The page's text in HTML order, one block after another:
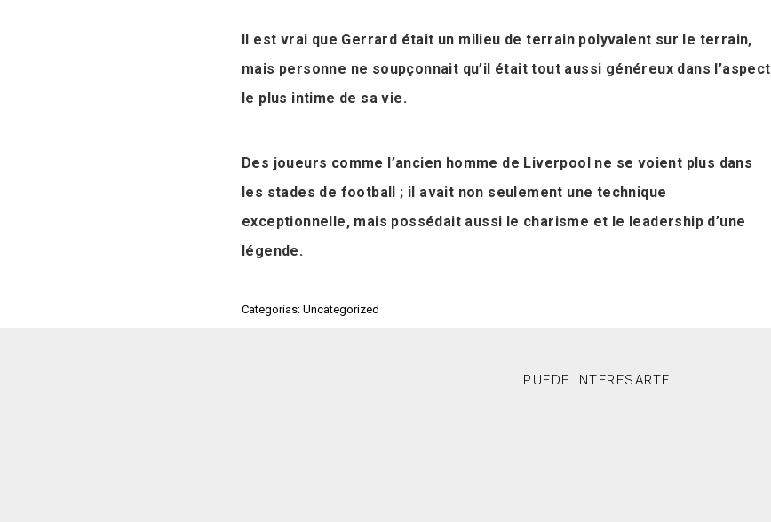
Il est vrai que Gerrard était un milieu de terrain polyvalent sur le terrain,
mais personne ne soupçonnait qu’il était tout aussi généreux dans l’aspect
le plus intime de sa vie.
Des joueurs comme l’ancien homme de Liverpool ne se voient plus dans
les stades de football ; il avait non seulement une technique
exceptionnelle, mais possédait aussi le charisme et le leadership d’une
légende.
Categorías: Uncategorized
PUEDE INTERESARTE